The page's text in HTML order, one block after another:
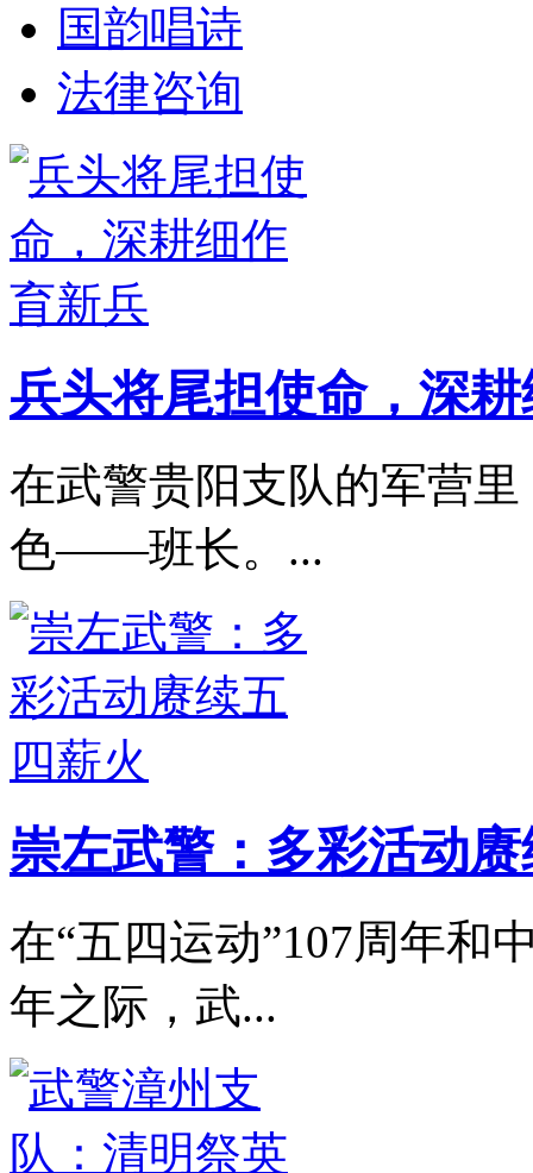
国韵唱诗
法律咨询
兵头将尾担使命，深
在武警贵阳支队的军营
色——班长。...
崇左武警：多彩活动
在“五四运动”107周年和
年之际，武...